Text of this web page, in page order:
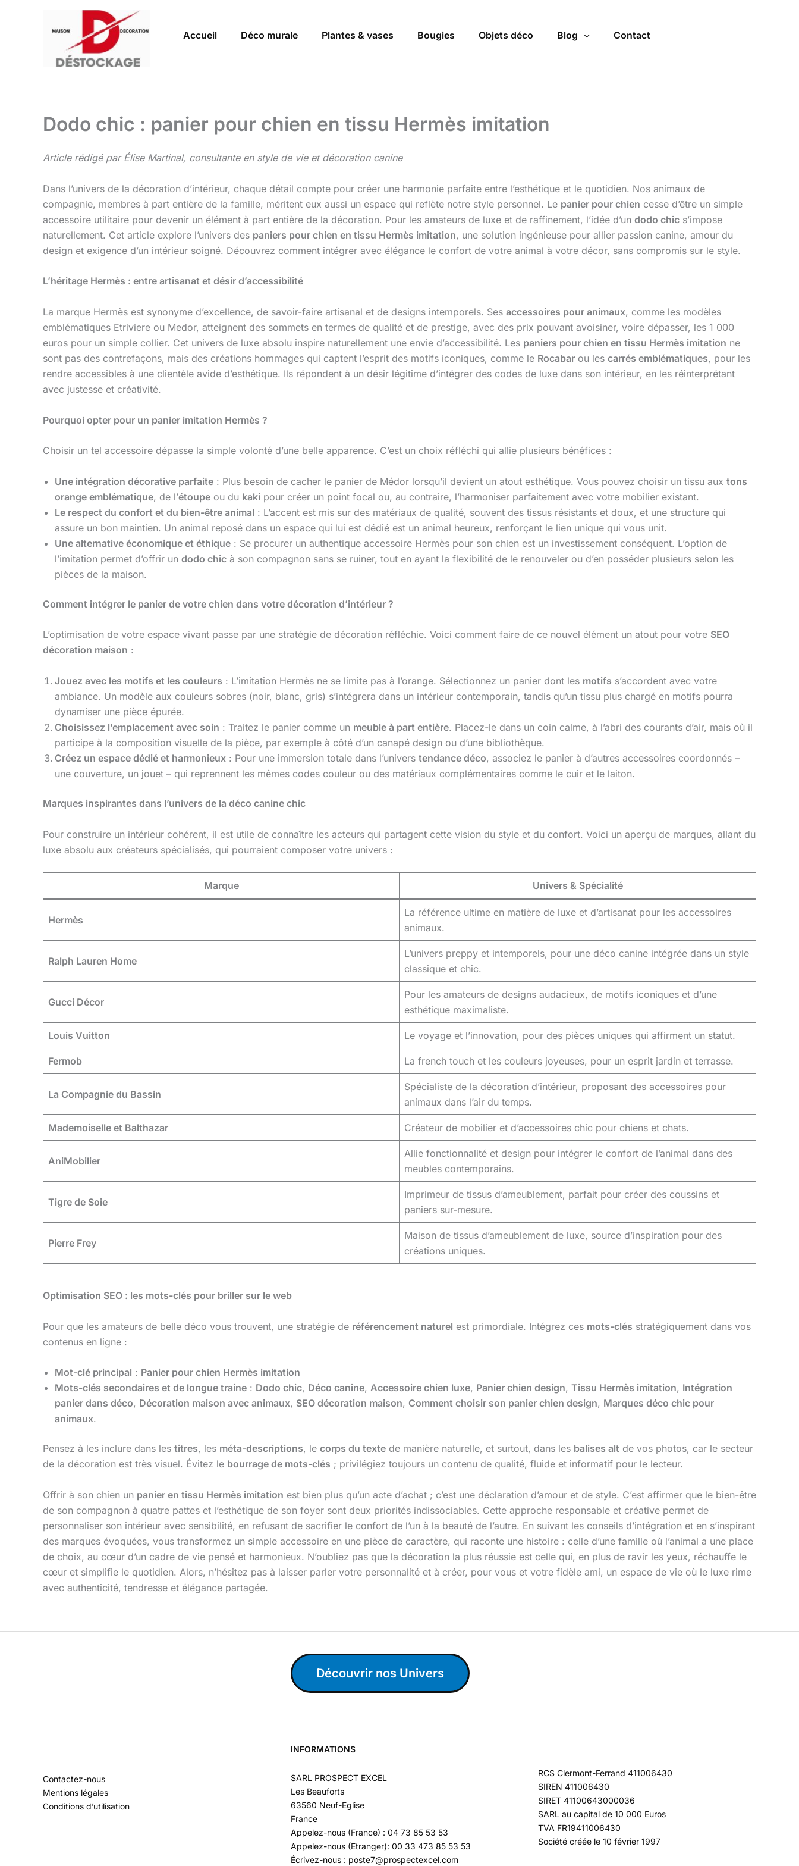
Accueil Déco murale Plantes & vases Bougies Objets déco Blog Contact
Dodo chic : panier pour chien en tissu Hermès imitation
Article rédigé par Élise Martinal, consultante en style de vie et décoration canine
Dans l’univers de la décoration d’intérieur, chaque détail compte pour créer une harmonie parfaite entre l’esthétique et le quotidien. Nos animaux de
compagnie, membres à part entière de la famille, méritent eux aussi un espace qui reflète notre style personnel. Le panier pour chien cesse d’être un simple
accessoire utilitaire pour devenir un élément à part entière de la décoration. Pour les amateurs de luxe et de raffinement, l’idée d’un dodo chic s’impose
naturellement. Cet article explore l’univers des paniers pour chien en tissu Hermès imitation, une solution ingénieuse pour allier passion canine, amour du
design et exigence d’un intérieur soigné. Découvrez comment intégrer avec élégance le confort de votre animal à votre décor, sans compromis sur le style.
L’héritage Hermès : entre artisanat et désir d’accessibilité
La marque Hermès est synonyme d’excellence, de savoir-faire artisanal et de designs intemporels. Ses accessoires pour animaux, comme les modèles
emblématiques Etriviere ou Medor, atteignent des sommets en termes de qualité et de prestige, avec des prix pouvant avoisiner, voire dépasser, les 1 000
euros pour un simple collier. Cet univers de luxe absolu inspire naturellement une envie d’accessibilité. Les paniers pour chien en tissu Hermès imitation ne
sont pas des contrefaçons, mais des créations hommages qui captent l’esprit des motifs iconiques, comme le Rocabar ou les carrés emblématiques, pour les
rendre accessibles à une clientèle avide d’esthétique. Ils répondent à un désir légitime d’intégrer des codes de luxe dans son intérieur, en les réinterprétant
avec justesse et créativité.
Pourquoi opter pour un panier imitation Hermès ?
Choisir un tel accessoire dépasse la simple volonté d’une belle apparence. C’est un choix réfléchi qui allie plusieurs bénéfices :
Une intégration décorative parfaite : Plus besoin de cacher le panier de Médor lorsqu’il devient un atout esthétique. Vous pouvez choisir un tissu aux tons
orange emblématique, de l’étoupe ou du kaki pour créer un point focal ou, au contraire, l’harmoniser parfaitement avec votre mobilier existant.
Le respect du confort et du bien-être animal : L’accent est mis sur des matériaux de qualité, souvent des tissus résistants et doux, et une structure qui
assure un bon maintien. Un animal reposé dans un espace qui lui est dédié est un animal heureux, renforçant le lien unique qui vous unit.
Une alternative économique et éthique : Se procurer un authentique accessoire Hermès pour son chien est un investissement conséquent. L’option de
l’imitation permet d’offrir un dodo chic à son compagnon sans se ruiner, tout en ayant la flexibilité de le renouveler ou d’en posséder plusieurs selon les
pièces de la maison.
Comment intégrer le panier de votre chien dans votre décoration d’intérieur ?
L’optimisation de votre espace vivant passe par une stratégie de décoration réfléchie. Voici comment faire de ce nouvel élément un atout pour votre SEO
décoration maison :
Jouez avec les motifs et les couleurs : L’imitation Hermès ne se limite pas à l’orange. Sélectionnez un panier dont les motifs s’accordent avec votre
ambiance. Un modèle aux couleurs sobres (noir, blanc, gris) s’intégrera dans un intérieur contemporain, tandis qu’un tissu plus chargé en motifs pourra
dynamiser une pièce épurée.
Choisissez l’emplacement avec soin : Traitez le panier comme un meuble à part entière. Placez-le dans un coin calme, à l’abri des courants d’air, mais où il
participe à la composition visuelle de la pièce, par exemple à côté d’un canapé design ou d’une bibliothèque.
Créez un espace dédié et harmonieux : Pour une immersion totale dans l’univers tendance déco, associez le panier à d’autres accessoires coordonnés –
une couverture, un jouet – qui reprennent les mêmes codes couleur ou des matériaux complémentaires comme le cuir et le laiton.
Marques inspirantes dans l’univers de la déco canine chic
Pour construire un intérieur cohérent, il est utile de connaître les acteurs qui partagent cette vision du style et du confort. Voici un aperçu de marques, allant du
luxe absolu aux créateurs spécialisés, qui pourraient composer votre univers :
Marque Univers & Spécialité
Hermès
La référence ultime en matière de luxe et d’artisanat pour les accessoires
animaux.
Ralph Lauren Home
L’univers preppy et intemporels, pour une déco canine intégrée dans un style
classique et chic.
Gucci Décor
Pour les amateurs de designs audacieux, de motifs iconiques et d’une
esthétique maximaliste.
Louis Vuitton Le voyage et l’innovation, pour des pièces uniques qui affirment un statut.
Fermob La french touch et les couleurs joyeuses, pour un esprit jardin et terrasse.
La Compagnie du Bassin
Spécialiste de la décoration d’intérieur, proposant des accessoires pour
animaux dans l’air du temps.
Mademoiselle et Balthazar Créateur de mobilier et d’accessoires chic pour chiens et chats.
AniMobilier
Allie fonctionnalité et design pour intégrer le confort de l’animal dans des
meubles contemporains.
Tigre de Soie
Imprimeur de tissus d’ameublement, parfait pour créer des coussins et
paniers sur-mesure.
Pierre Frey
Maison de tissus d’ameublement de luxe, source d’inspiration pour des
créations uniques.
Optimisation SEO : les mots-clés pour briller sur le web
Pour que les amateurs de belle déco vous trouvent, une stratégie de référencement naturel est primordiale. Intégrez ces mots-clés stratégiquement dans vos
contenus en ligne :
Mot-clé principal : Panier pour chien Hermès imitation
Mots-clés secondaires et de longue traine : Dodo chic, Déco canine, Accessoire chien luxe, Panier chien design, Tissu Hermès imitation, Intégration
panier dans déco, Décoration maison avec animaux, SEO décoration maison, Comment choisir son panier chien design, Marques déco chic pour
animaux.
Pensez à les inclure dans les titres, les méta-descriptions, le corps du texte de manière naturelle, et surtout, dans les balises alt de vos photos, car le secteur
de la décoration est très visuel. Évitez le bourrage de mots-clés ; privilégiez toujours un contenu de qualité, fluide et informatif pour le lecteur.
Offrir à son chien un panier en tissu Hermès imitation est bien plus qu’un acte d’achat ; c’est une déclaration d’amour et de style. C’est affirmer que le bien-être
de son compagnon à quatre pattes et l’esthétique de son foyer sont deux priorités indissociables. Cette approche responsable et créative permet de
personnaliser son intérieur avec sensibilité, en refusant de sacrifier le confort de l’un à la beauté de l’autre. En suivant les conseils d’intégration et en s’inspirant
des marques évoquées, vous transformez un simple accessoire en une pièce de caractère, qui raconte une histoire : celle d’une famille où l’animal a une place
de choix, au cœur d’un cadre de vie pensé et harmonieux. N’oubliez pas que la décoration la plus réussie est celle qui, en plus de ravir les yeux, réchauffe le
cœur et simplifie le quotidien. Alors, n’hésitez pas à laisser parler votre personnalité et à créer, pour vous et votre fidèle ami, un espace de vie où le luxe rime
avec authenticité, tendresse et élégance partagée.
Découvrir nos Univers
Contactez-nous
Mentions légales
Conditions d’utilisation
INFORMATIONS
SARL PROSPECT EXCEL
Les Beauforts
63560 Neuf-Eglise
France
Appelez-nous (France) : 04 73 85 53 53
Appelez-nous (Etranger): 00 33 473 85 53 53
Écrivez-nous : poste7@prospectexcel.com
RCS Clermont-Ferrand 411006430
SIREN 411006430
SIRET 41100643000036
SARL au capital de 10 000 Euros
TVA FR19411006430
Société créée le 10 février 1997